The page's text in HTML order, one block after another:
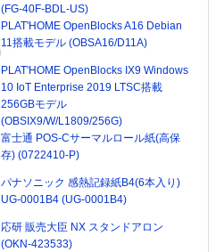
(FG-40F-BDL-US)
PLAT'HOME OpenBlocks A16 Debian
11搭載モデル (OBSA16/D11A)
PLAT'HOME OpenBlocks IX9 Windows
10 IoT Enterprise 2019 LTSC搭載
256GBモデル
(OBSIX9/W/L1809/256G)
富士通 POS-Cサーマルロール紙(高保
存) (0722410-P)
パナソニック 感熱記録紙B4(6本入り)
UG-0001B4 (UG-0001B4)
応研 販売大臣 NX スタンドアロン
(OKN-423533)